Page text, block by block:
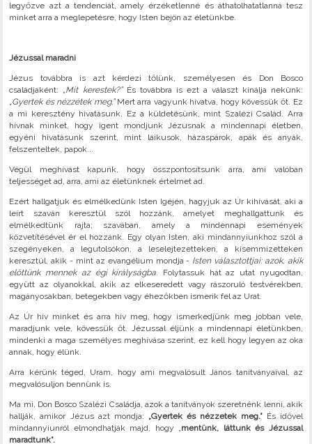
legyőzve azt a tendenciát, amely érzéketlenné és áthatolhatatlanná tesz
minket arra a meglepetésre, hogy Isten bejön az életünkbe.
Jézussal maradni
Jézus továbbra is azt kérdezi tőlünk, személyesen és Don Bosco
családjaként: „Mit kerestek?”És továbbra is ezt a választ kínálja nekünk:
„Gyertek és nézzétek meg.”Mert arra vagyunk hivatva, hogy kövessük őt. Ez
a mi keresztény hivatásunk. Ez a küldetésünk, mint Szalézi Család. Arra
hívnak minket, hogy igent mondjunk Jézusnak a mindennapi életben,
egyéni hivatásunk szerint, mint laikusok, házaspárok, apák és anyák,
felszenteltek, papok...
Végül meghívást kapunk, hogy összpontosítsunk arra, ami valóban
teljességet ad, arra, ami az életünknek értelmet ad.
Ezért hallgatjuk és elmélkedünk Isten Igéjén, hagyjuk az Úr kihívását, aki a
leírt szaván keresztül szól hozzánk, amelyet meghallgattunk és
elmélkedtünk rajta; szavában, amely a mindennapi események
közvetítésével ér el hozzánk. Egy olyan Isten, aki mindannyiunkhoz szól a
szegényeken, a legutolsókon, a leselejtezetteken, a kisemmizetteken
keresztül, akik - mint az evangélium mondja - Isten választottjai: azok, akik
előttünk mennek az égi királyságba. Folytassuk hát az utat nyugodtan,
együtt az olyanokkal, akik az elkeseredett vagy rászoruló testvérekben,
magányosakban, betegekben vagy éhezőkben ismerik fel az Urat.
Az Úr hív minket és arra hív meg, hogy ismerkedjünk meg jobban vele,
maradjunk vele, kövessük őt. Jézussal éljünk a mindennapi életünkben,
mindenki a maga személyes meghívása szerint, ez kell hogy legyen az oka
annak, hogy élünk.
Arra kérünk téged, Uram, hogy ami megvalósult János tanítványaival, az
megvalósuljon bennünk is.
Ma mi, Don Bosco Szalézi Családja, azok a tanítványok szeretnénk lenni, akik
hallják, amikor Jézus azt mondja: „Gyertek és nézzetek meg.”És idővel
mindannyiunról elmondhatják majd, hogy „mentünk, láttunk és Jézussal
maradtunk”.